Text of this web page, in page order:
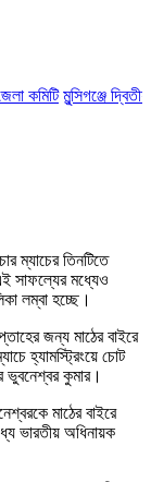
কমিটি মুন্সিগঞ্জে
ম্যাচের তিনটিতে
সাফল্যের মধ্যেও
লম্বা হচ্ছে।
জন্য মাঠের বাইরে
হ্যামস্ট্রিংয়ে চোট
ভুবনেশ্বর কুমার।
মাঠের বাইরে
ভারতীয় অধিনায়ক